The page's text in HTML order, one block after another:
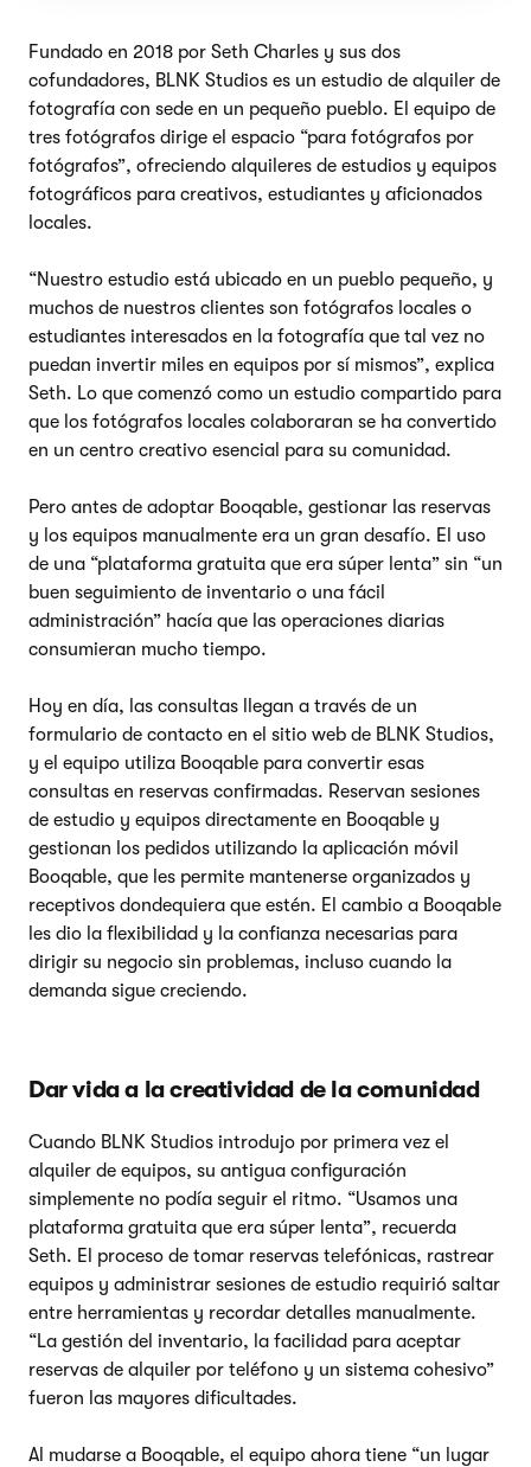
Fundado en 2018 por Seth Charles y sus dos
cofundadores, BLNK Studios es un estudio de alquiler de
fotografía con sede en un pequeño pueblo. El equipo de
tres fotógrafos dirige el espacio “para fotógrafos por
fotógrafos”, ofreciendo alquileres de estudios y equipos
fotográficos para creativos, estudiantes y aficionados
locales.
“Nuestro estudio está ubicado en un pueblo pequeño, y
muchos de nuestros clientes son fotógrafos locales o
estudiantes interesados en la fotografía que tal vez no
puedan invertir miles en equipos por sí mismos”, explica
Seth. Lo que comenzó como un estudio compartido para
que los fotógrafos locales colaboraran se ha convertido
en un centro creativo esencial para su comunidad.
Pero antes de adoptar Booqable, gestionar las reservas
y los equipos manualmente era un gran desafío. El uso
de una “plataforma gratuita que era súper lenta” sin “un
buen seguimiento de inventario o una fácil
administración” hacía que las operaciones diarias
consumieran mucho tiempo.
Hoy en día, las consultas llegan a través de un
formulario de contacto en el sitio web de BLNK Studios,
y el equipo utiliza Booqable para convertir esas
consultas en reservas confirmadas. Reservan sesiones
de estudio y equipos directamente en Booqable y
gestionan los pedidos utilizando la aplicación móvil
Booqable, que les permite mantenerse organizados y
receptivos dondequiera que estén. El cambio a Booqable
les dio la flexibilidad y la confianza necesarias para
dirigir su negocio sin problemas, incluso cuando la
demanda sigue creciendo.
Dar vida a la creatividad de la comunidad
Cuando BLNK Studios introdujo por primera vez el
alquiler de equipos, su antigua configuración
simplemente no podía seguir el ritmo. “Usamos una
plataforma gratuita que era súper lenta”, recuerda
Seth. El proceso de tomar reservas telefónicas, rastrear
equipos y administrar sesiones de estudio requirió saltar
entre herramientas y recordar detalles manualmente.
“La gestión del inventario, la facilidad para aceptar
reservas de alquiler por teléfono y un sistema cohesivo”
fueron las mayores dificultades.
Al mudarse a Booqable, el equipo ahora tiene “un lugar